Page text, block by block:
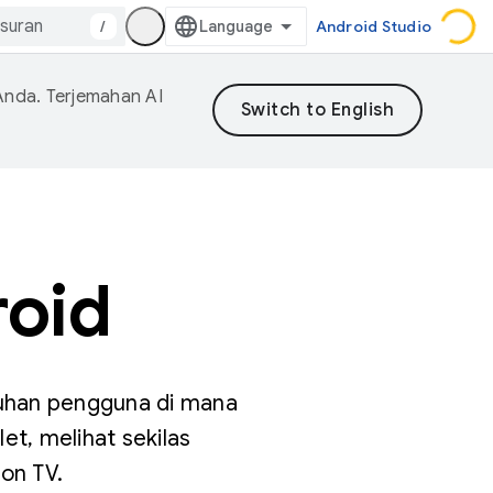
/ Android Studio
Terjemahan AI
pengguna di mana
melihat sekilas
TV.